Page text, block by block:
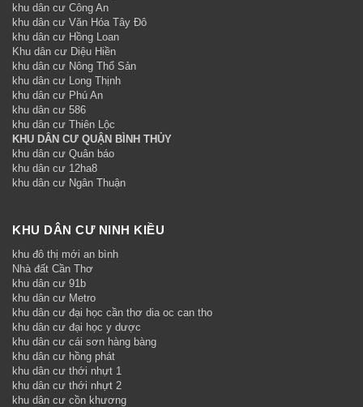
khu dân cư Công An
khu dân cư Văn Hóa Tây Đô
khu dân cư Hồng Loan
Khu dân cư Diệu Hiền
khu dân cư Nông Thổ Sản
khu dân cư Long Thịnh
khu dân cư Phú An
khu dân cư 586
khu dân cư Thiên Lộc
KHU DÂN CƯ QUẬN BÌNH THỦY
khu dân cư Quân báo
khu dân cư 12ha8
khu dân cư Ngân Thuận
KHU DÂN CƯ NINH KIỀU
khu đô thị mới an bình
Nhà đất Cần Thơ
khu dân cư 91b
khu dân cư Metro
khu dân cư đại học cần thơ dia oc can tho
khu dân cư đại học y dược
khu dân cư cái sơn hàng bàng
khu dân cư hồng phát
khu dân cư thới nhựt 1
khu dân cư thới nhựt 2
khu dân cư cồn khương